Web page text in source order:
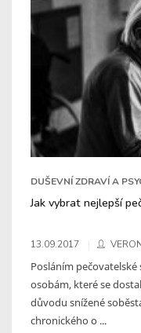
DUŠEVNÍ ZDRAVÍ A
Jak vybrat nejlepší
13.09.2017
Posláním
osobám, které se
důvodu snížené
chronického o ...